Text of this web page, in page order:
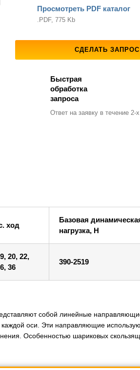
Просмотреть PDF каталог
.PDF, 775 Kb
СДЕЛАТЬ ЗАПРОС
Быстрая
обработка
запроса
Ответ на заявкув течение 2-
ход
Базовая
нагрузка, Н
20, 22,
36
390-2519
собой линейные
оси. Эти направляющие
Особенностью шариковых